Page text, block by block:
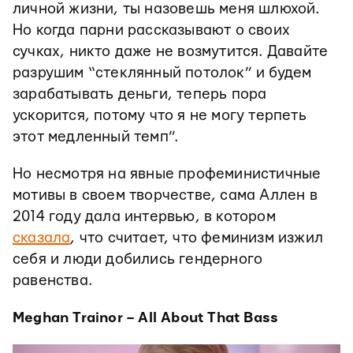
личной жизни, ты назовешь меня шлюхой.
Но когда парни рассказывают о своих
сучках, никто даже не возмутится. Давайте
разрушим “стеклянный потолок” и будем
зарабатывать деньги, теперь пора
ускорится, потому что я не могу терпеть
этот медленный темп”.
Но несмотря на явные профеминистичные
мотивы в своем творчестве, сама Аллен в
2014 году дала интервью, в котором
сказала, что считает, что феминизм изжил
себя и люди добились гендерного
равенства.
Meghan Trainor – All About That Bass